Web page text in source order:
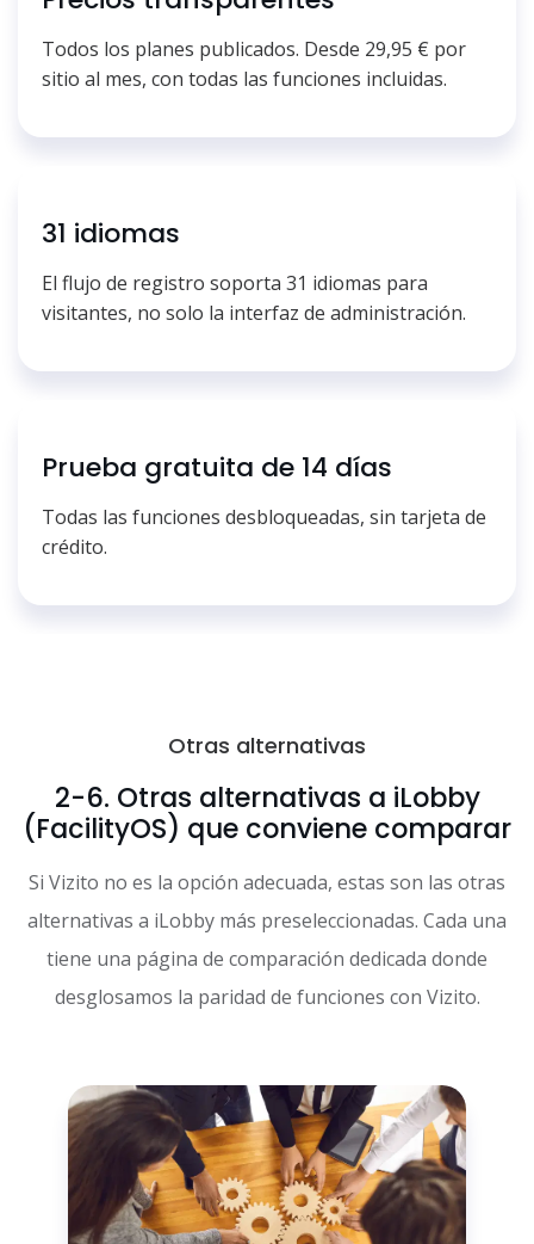
Todos los planes publicados. Desde 29,95 € por
sitio al mes, con todas las funciones incluidas.
31 idiomas
El flujo de registro soporta 31 idiomas para
visitantes, no solo la interfaz de administración.
Prueba gratuita de 14 días
Todas las funciones desbloqueadas, sin tarjeta de
crédito.
Otras alternativas
2-6. Otras alternativas a iLobby
(FacilityOS) que conviene comparar
Si Vizito no es la opción adecuada, estas son las otras
alternativas a iLobby más preseleccionadas. Cada una
tiene una página de comparación dedicada donde
desglosamos la paridad de funciones con Vizito.